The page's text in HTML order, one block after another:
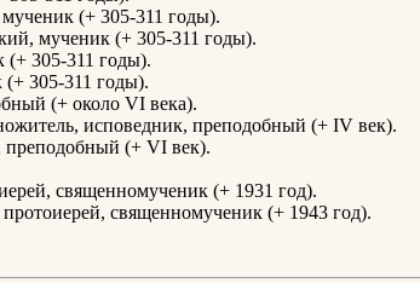
(+ 305-311 годы).
мученик (+ 305-311 годы).
305-311 годы).
305-311 годы).
(+ около VI века).
исповедник, преподобный (+ IV век).
преподобный (+ VI век).
священномученик (+ 1931 год).
протоиерей, священномученик (+ 1943 год).